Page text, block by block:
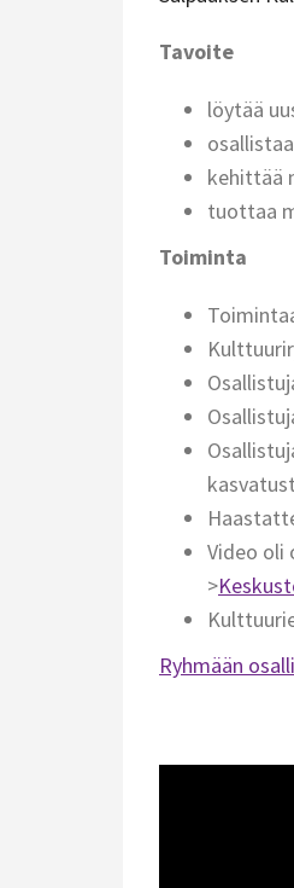
Tavoite
löytää
kehittää
tuottaa
Toiminta
Video oli
>
Ryhmään